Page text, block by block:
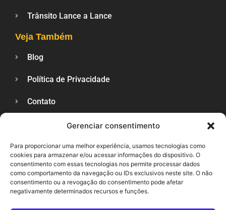
Gerenciar consentimento
Para proporcionar uma melhor experiência, usamos tecnologias como
cookies para armazenar e/ou acessar informações do dispositivo. O
consentimento com essas tecnologias nos permite processar dados
como comportamento da navegação ou IDs exclusivos neste site. O não
consentimento ou a revogação do consentimento pode afetar
negativamente determinados recursos e funções.
Trânsito Lance a Lance
Veja Também
Blog
Política de Privacidade
Contato
SUPORTE